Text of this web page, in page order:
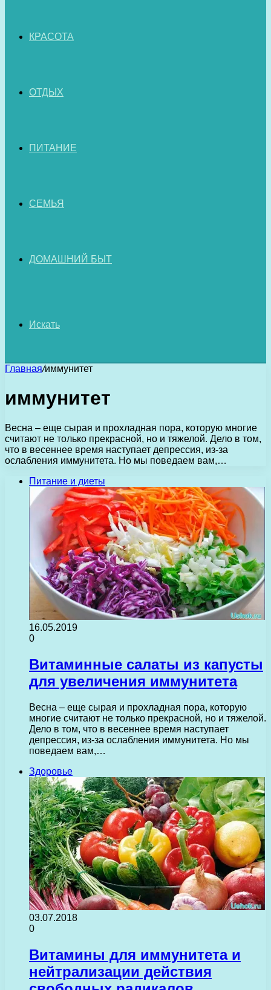
КРАСОТА
ОТДЫХ
ПИТАНИЕ
СЕМЬЯ
ДОМАШНИЙ БЫТ
Искать
Главная/иммунитет
иммунитет
Весна – еще сырая и прохладная пора, которую многие
считают не только прекрасной, но и тяжелой. Дело в том,
что в весеннее время наступает депрессия, из-за
ослабления иммунитета. Но мы поведаем вам,…
Питание и диеты
16.05.2019
0
Витаминные салаты из капусты
для увеличения иммунитета
Весна – еще сырая и прохладная пора, которую
многие считают не только прекрасной, но и тяжелой.
Дело в том, что в весеннее время наступает
депрессия, из-за ослабления иммунитета. Но мы
поведаем вам,…
Здоровье
03.07.2018
0
Витамины для иммунитета и
нейтрализации действия